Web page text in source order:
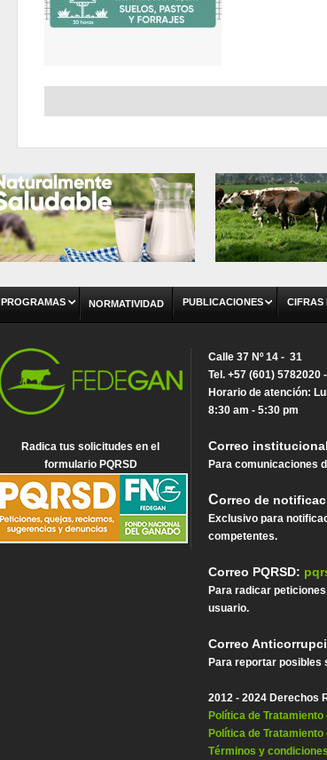
Páginas
PROGRAMAS NORMATIVIDAD PUBLICACIONES CIFRAS
Radica tus solicitudes en el
formulario PQRSD
Calle 37 Nº 14 - 31
Tel. +57 (601) 5782020
Horario de atención:
8:30 am - 5:30 pm
Correo
Para comunicaciones
Correo de
Exclusivo para
competentes.
Correo PQRSD:
Para radicar
usuario.
Correo
Para reportar posibles
2012 - 2024 Derechos
Política de
Política de
Términos y